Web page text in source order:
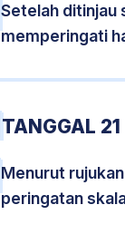
Setelah ditinjau
memperingati
TANGGAL
Menurut
peringatan